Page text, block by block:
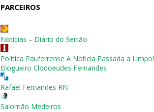
PARCEIROS
Notícias – Diário do Sertão
Política Pauferrense A Notícia Passada a Limpo!
Blogueiro Clodoeudes Fernandes
Rafael Fernandes RN
Salomão Medeiros